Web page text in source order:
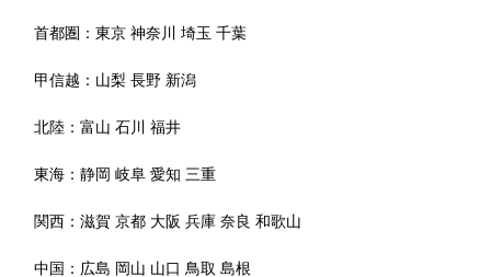
首都圏：東京 神奈川 埼玉 千葉
甲信越： 山梨 長野 新潟
北陸：富山 石川 福井
東海：静岡 岐阜 愛知 三重
関西：滋賀 京都 大阪 兵庫 奈良 和歌山
中国： 広島 岡山 山口 鳥取 島根